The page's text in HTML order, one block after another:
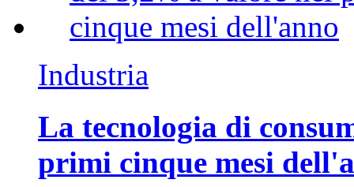
Industria
La tecnologia di
primi cinque mesi